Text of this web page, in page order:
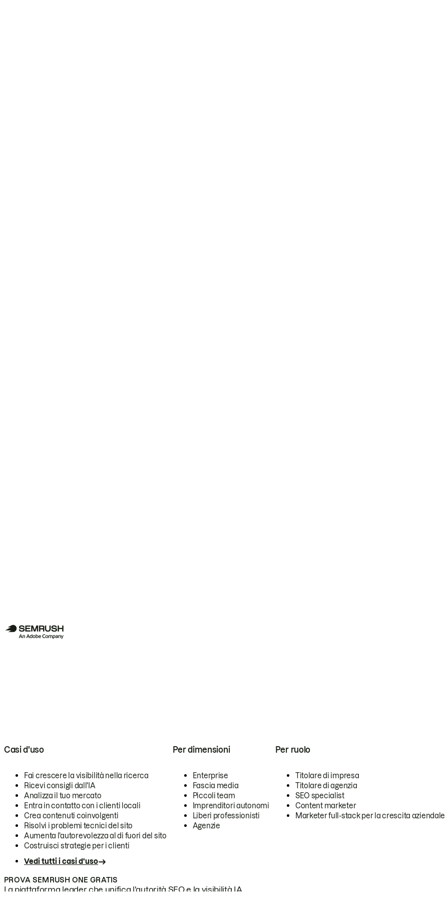
Casi d'uso
Fai crescere la visibilità nella ricerca
Ricevi consigli dall'IA
Analizza il tuo mercato
Entra in contatto con i clienti locali
Crea contenuti coinvolgenti
Risolvi i problemi tecnici del sito
Aumenta l'autorevolezza al di fuori del sito
Costruisci strategie per i clienti
Vedi tutti i casi d'uso
Per dimensioni
Enterprise
Fascia media
Piccoli team
Imprenditori autonomi
Liberi professionisti
Agenzie
Per ruolo
Titolare di impresa
Titolare di agenzia
SEO specialist
Content marketer
Marketer full-stack per la crescita aziendale
PROVA SEMRUSH ONE GRATIS
La piattaforma leader che unifica l'autorità SEO e la visibilità IA.